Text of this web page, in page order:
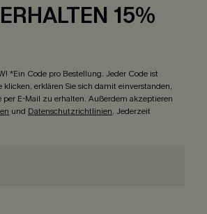
15%
*Ein Code pro Bestellung. Jeder Code ist
erklären Sie sich damit einverstanden,
E-Mail zu erhalten. Außerdem akzeptieren
und Datenschutzrichtlinien. Jederzeit